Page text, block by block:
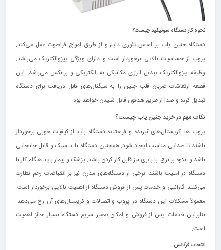
نحوه کار دستگاه سونیکید چیست؟
دستگاه جنین یاب بر اساس تئوری داپلر و از طریق امواج فراصوت عمل می‌کند.
پروب از حساسیت بالایی برخوردار است و دارای ویژگی پیزوالکتریک می‌باشد.
وظیفه پیزوالکتریک تبدیل انرژی مکانیکی به الکتریکی و برعکس می‌باشد. این
قطعه ارتعاشات ضربان قلب جنین را به سیگنال‌های قابل دریافت برای دستگاه
تبدیل کرده و صدا از طریق هدفون قابل شنیدن خواهد بود.
نکات مهم در خرید جنین یاب چیست؟
پروب ها، کریستال‌های گیرنده و فرستنده دستگاه باید از کیفیت خوبی برخوردار
باشند تا صدایی مناسب ایجاد شود. همچنین دستگاه باید سبک و قابل جابجایی
باشد و علاوه بر برق، با باتری نیز قابل کار کردن باشد. پزشک و بیمار باید هنگام کار با
دستگاه در امنیت باشند. برخی از دستگاه‌های مدرن نیز بر انقباضات رحم نظارت
می‌کنند. گارانتی و خدمات پس از فروش دستگاه از اهمیت بالایی برخوردار است.
معمولاً مشکلات این دستگاه در پروب و اتصالات و کریستال‌های آن رخ می‌دهد.
بنابراین خدمات پس از فروش و امکان تعمیر سریع دستگاه بسیار حائز اهمیت
است.
انتخاب فرکانس